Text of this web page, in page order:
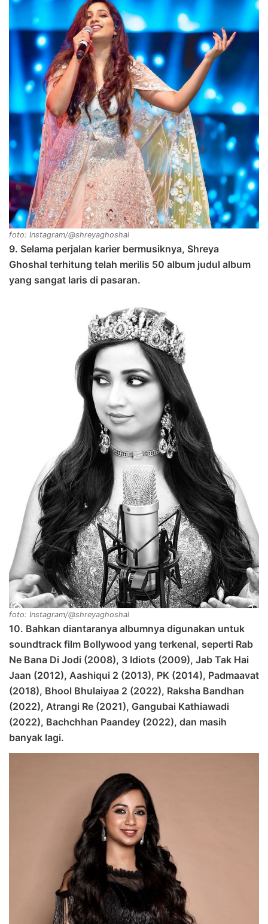
foto: Instagram/@shreyaghoshal
9. Selama perjalan karier bermusiknya, Shreya
Ghoshal terhitung telah merilis 50 album judul album
yang sangat laris di pasaran.
foto: Instagram/@shreyaghoshal
10. Bahkan diantaranya albumnya digunakan untuk
soundtrack film Bollywood yang terkenal, seperti Rab
Ne Bana Di Jodi (2008), 3 Idiots (2009), Jab Tak Hai
Jaan (2012), Aashiqui 2 (2013), PK (2014), Padmaavat
(2018), Bhool Bhulaiyaa 2 (2022), Raksha Bandhan
(2022), Atrangi Re (2021), Gangubai Kathiawadi
(2022), Bachchhan Paandey (2022), dan masih
banyak lagi.